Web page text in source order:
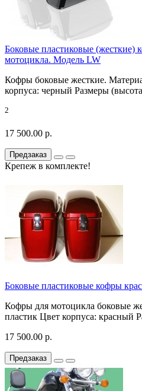
Боковые пластиковые (жесткие)
мотоцикла. Модель LW
Кофры боковые жесткие.
корпуса: черный Размеры
2
17 500.00 р.
Предзаказ
Крепеж в комплекте!
Боковые пластиковые кофры
Кофры для мотоцикла боковые
пластик Цвет корпуса: красный
17 500.00 р.
Предзаказ